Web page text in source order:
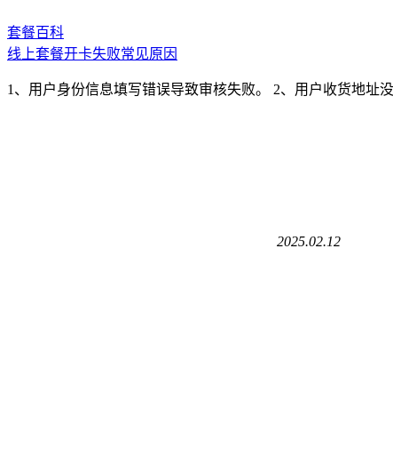
套餐百科
线上套餐开卡失败常见原因
1、用户身份信息填写错误导致审核失败。 2、用户收货地
2025.02.12